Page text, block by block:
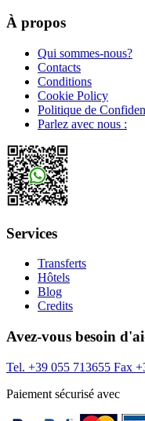
À propos
Qui sommes-nous?
Contacts
Conditions
Cookie Policy
Politique de
Parlez avec nous :
Services
Transferts
Hôtels
Blog
Credits
Avez-vous besoin
Tel. +39 055 713655 Fax
Paiement sécurisé avec